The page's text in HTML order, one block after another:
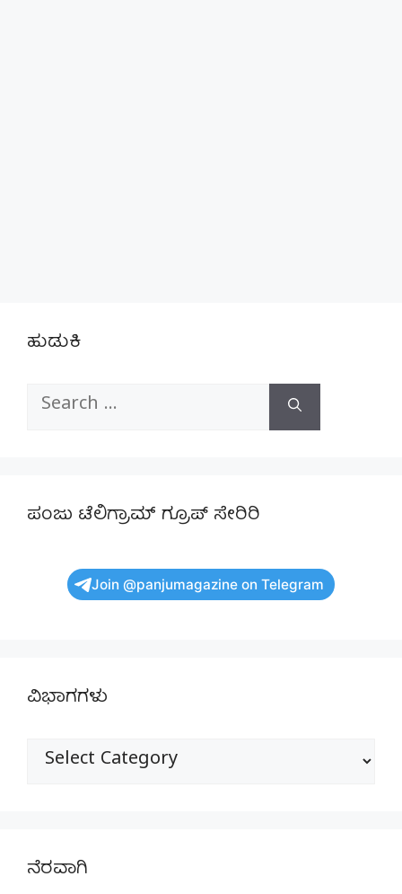
ಹುಡುಕಿ
Search
ಪಂಜು ಟೆಲಿಗ್ರಾಮ್ ಗ್ರೂಪ್ ಸೇರಿರಿ
Join @panjumagazine on Telegram
ವಿಭಾಗಗಳು
ವಿಭಾಗಗಳು
ನೆರವಾಗಿ